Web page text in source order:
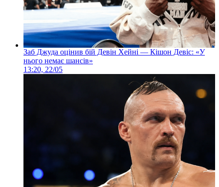
Заб Джуда оцінив бій Девін Хейні — Кішон Девіс: «У
нього немає шансів»
13:20, 22/05